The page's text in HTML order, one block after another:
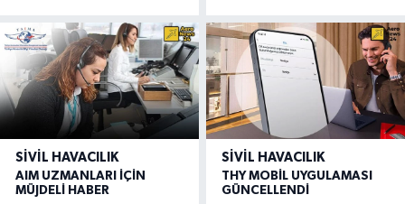
SIVIL HAVACILIK
AIM UZMANLARI İÇİN
MÜJDELİ HABER
SIVIL HAVACILIK
THY MOBİL UYGULAMASI
GÜNCELLENDİ